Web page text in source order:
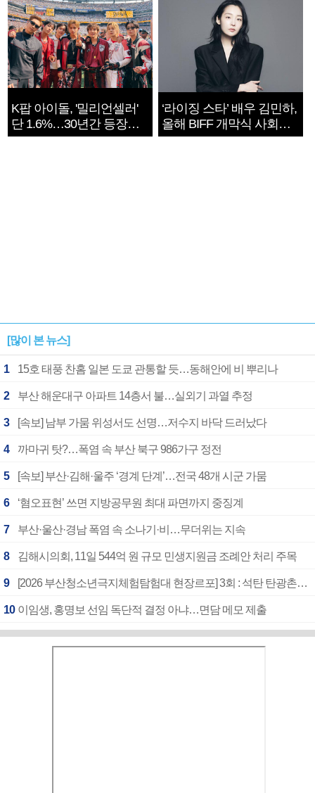
K팝 아이돌, '밀리언셀러'
단 1.6%…30년간 등장
1182개팀 전수조사
‘라이징 스타’ 배우 김민하,
올해 BIFF 개막식 사회자
확정
[많이 본 뉴스]
1 15호 태풍 찬홈 일본 도쿄 관통할 듯…동해안에 비 뿌리나
2 부산 해운대구 아파트 14층서 불…실외기 과열 추정
3 [속보] 남부 가뭄 위성서도 선명…저수지 바닥 드러났다
4 까마귀 탓?…폭염 속 부산 북구 986가구 정전
5 [속보] 부산·김해·울주 ‘경계 단계’…전국 48개 시군 가뭄
6 ‘혐오표현’ 쓰면 지방공무원 최대 파면까지 중징계
7 부산·울산·경남 폭염 속 소나기·비…무더위는 지속
8 김해시의회, 11일 544억 원 규모 민생지원금 조례안 처리 주목
9 [2026 부산청소년극지체험탐험대 현장르포] 3회 : 석탄 탄광촌에서 북극 연구의 중심지로
10 이임생, 홍명보 선임 독단적 결정 아냐…면담 메모 제출